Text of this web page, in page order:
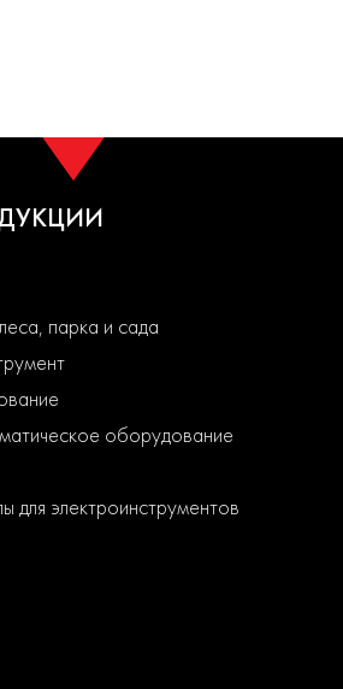
парка и сада
оборудование
для электроинструментов